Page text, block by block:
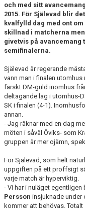
MATCHER
DIVISION 1 NORRA 2026
BILDGALLERI
HISTORIK
DOKUMENT
och med sitt
2015. För Själevad blir
kvalfylld dag med ont
skillnad i matcherna
givetvis på avancemang
semifinalerna.
Själevad är regerande
vann man i finalen
färskt DM-guld inomhus
deltagande lag i utomhus-
SK i finalen (4-1).
annan.
- Jag räknar med en dag
möten i såväl Öviks- som
gruppen är mer ojämn,
För Själevad, som helt
uppgiften på ett proffsigt
varje match är hyperviktig.
- Vi har i nuläget
Persson insjuknade under
kommer att behövas.